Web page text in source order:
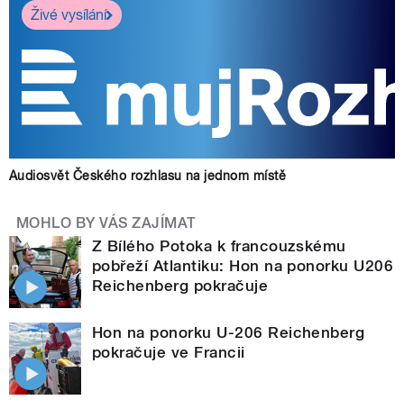
Živé vysílání
Audiosvět Českého rozhlasu na jednom místě
MOHLO BY VÁS ZAJÍMAT
Z Bílého Potoka k francouzskému
pobřeží Atlantiku: Hon na ponorku U206
Reichenberg pokračuje
Hon na ponorku U-206 Reichenberg
pokračuje ve Francii